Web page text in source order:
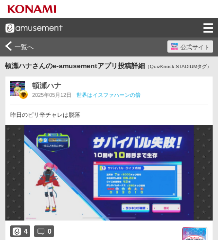
一覧へ 公式サイト
頓瀬ハナさんのe-amusementアプリ投稿詳細 （QuizKnock STADIUMタグ）
頓瀬ハナ
2025年05月12日 世界はイスファハーンの倍
昨日のピリ辛チャレは脱落
4 0